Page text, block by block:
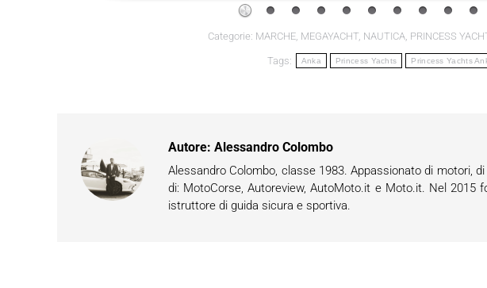
Categorie: MARCHE, MEGAYACHT, NAUTICA, PRINCESS
Tags: Anka Princess Yachts Princess Yachts
Autore: Alessandro Colombo
Alessandro Colombo, classe 1983. Appassionato di motori,
di: MotoCorse, Autoreview, AutoMoto.it e Moto.it. Nel 2015
istruttore di guida sicura e sportiva.